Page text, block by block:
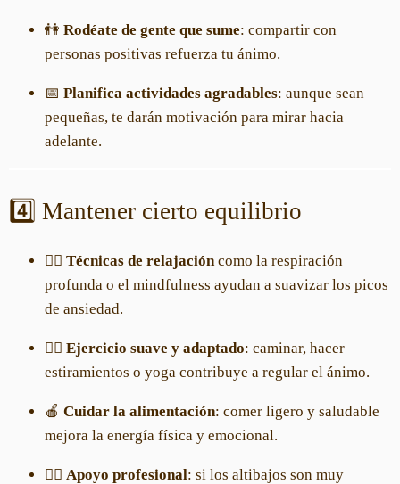
👫 Rodéate de gente que sume: compartir con
personas positivas refuerza tu ánimo.
📅 Planifica actividades agradables: aunque sean
pequeñas, te darán motivación para mirar hacia
adelante.
4️⃣ Mantener cierto equilibrio
🧘‍♀️ Técnicas de relajacióncomo la respiración
profunda o el mindfulness ayudan a suavizar los picos
de ansiedad.
🚶‍♀️ Ejercicio suave y adaptado: caminar, hacer
estiramientos o yoga contribuye a regular el ánimo.
🍎 Cuidar la alimentación: comer ligero y saludable
mejora la energía física y emocional.
👩‍⚕️ Apoyo profesional: si los altibajos son muy